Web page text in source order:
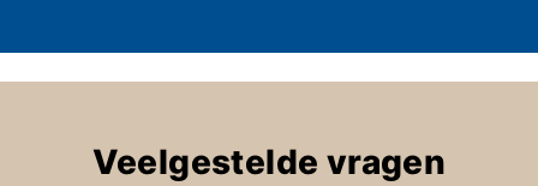
Veelgestelde vragen